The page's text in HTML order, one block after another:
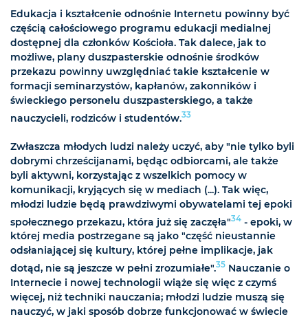
Edukacja i kształcenie odnośnie Internetu powinny być
częścią całościowego programu edukacji medialnej
dostępnej dla członków Kościoła. Tak dalece, jak to
możliwe, plany duszpasterskie odnośnie środków
przekazu powinny uwzględniać takie kształcenie w
formacji seminarzystów, kapłanów, zakonników i
świeckiego personelu duszpasterskiego, a także
nauczycieli, rodziców i studentów.33
Zwłaszcza młodych ludzi należy uczyć, aby "nie tylko byli
dobrymi chrześcijanami, będąc odbiorcami, ale także
byli aktywni, korzystając z wszelkich pomocy w
komunikacji, kryjących się w mediach (...). Tak więc,
młodzi ludzie będą prawdziwymi obywatelami tej epoki
społecznego przekazu, która już się zaczęła"34 - epoki, w
której media postrzegane są jako "część nieustannie
odsłaniającej się kultury, której pełne implikacje, jak
dotąd, nie są jeszcze w pełni zrozumiałe".35 Nauczanie o
Internecie i nowej technologii wiąże się więc z czymś
więcej, niż techniki nauczania; młodzi ludzie muszą się
nauczyć, w jaki sposób dobrze funkcjonować w świecie